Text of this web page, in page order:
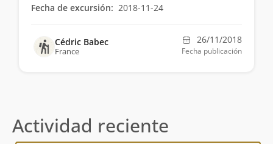
Fecha de excursión: 2018-11-24
Cédric Babec
France
26/11/2018
Fecha publicación
Actividad reciente